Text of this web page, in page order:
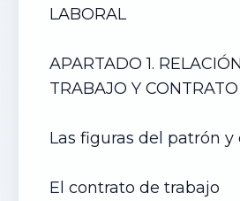
LABORAL
APARTADO 1.
TRABAJO Y CONTRATO
Las figuras del patrón
El contrato de trabajo